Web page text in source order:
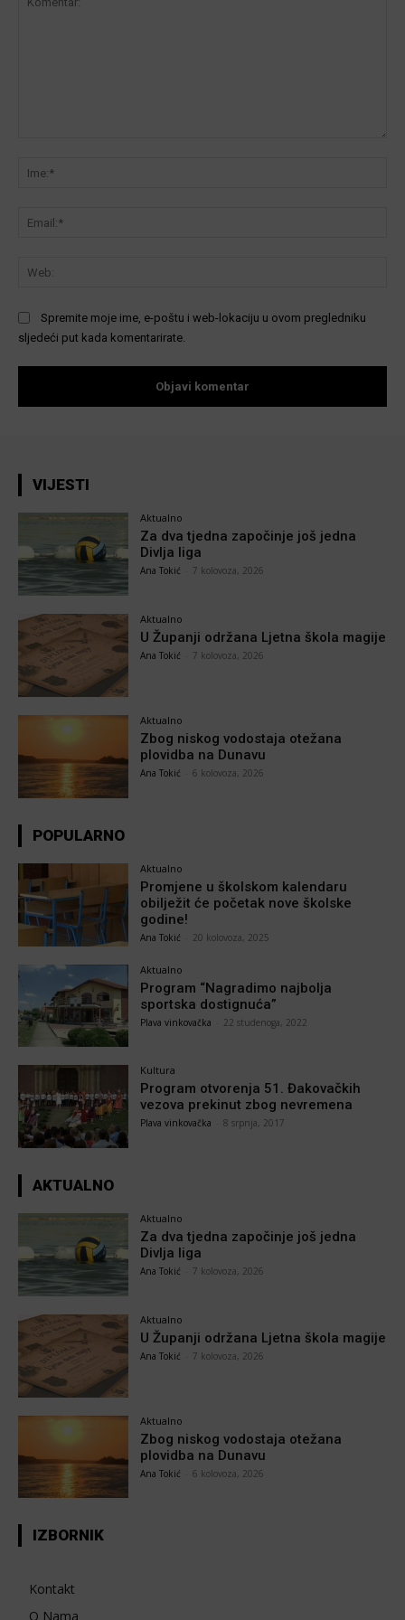
Spremite moje ime, e-poštu i web-lokaciju u ovom pregledniku
sljedeći put kada komentarirate.
VIJESTI
Aktualno
Za dva tjedna započinje još jedna
Divlja liga
Ana Tokić 7 kolovoza, 2026
Aktualno
U Županji održana Ljetna škola magije
Ana Tokić 7 kolovoza, 2026
Aktualno
Zbog niskog vodostaja otežana
plovidba na Dunavu
Ana Tokić 6 kolovoza, 2026
POPULARNO
Aktualno
Promjene u školskom kalendaru
obilježit će početak nove školske
godine!
Ana Tokić 20 kolovoza, 2025
Aktualno
Program “Nagradimo najbolja
sportska dostignuća”
Plava vinkovačka 22 studenoga, 2022
Kultura
Program otvorenja 51. Đakovačkih
vezova prekinut zbog nevremena
Plava vinkovačka 8 srpnja, 2017
AKTUALNO
Aktualno
Za dva tjedna započinje još jedna
Divlja liga
Ana Tokić 7 kolovoza, 2026
Aktualno
U Županji održana Ljetna škola magije
Ana Tokić 7 kolovoza, 2026
Aktualno
Zbog niskog vodostaja otežana
plovidba na Dunavu
Ana Tokić 6 kolovoza, 2026
IZBORNIK
Kontakt
O Nama